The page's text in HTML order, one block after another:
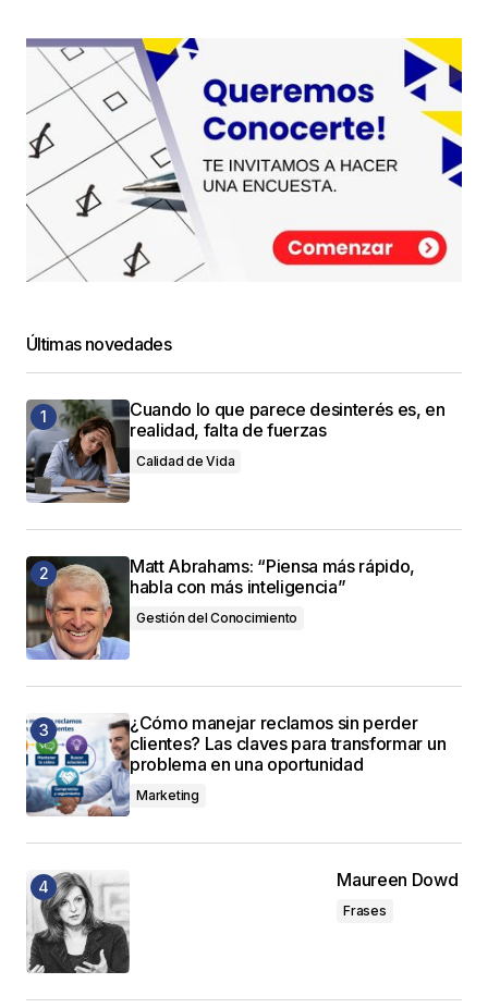
Últimas novedades
Cuando lo que parece desinterés es, en
realidad, falta de fuerzas
Calidad de Vida
Matt Abrahams: “Piensa más rápido,
habla con más inteligencia”
Gestión del Conocimiento
¿Cómo manejar reclamos sin perder
clientes? Las claves para transformar un
problema en una oportunidad
Marketing
Maureen Dowd
Frases